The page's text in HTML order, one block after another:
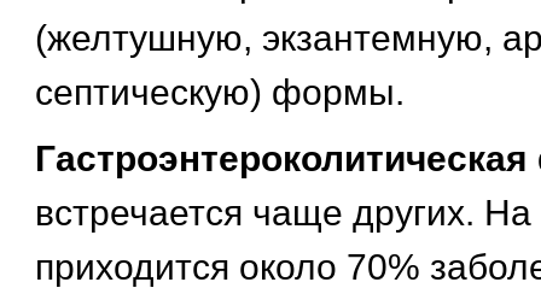
(желтушную, экзантемную,
септическую) формы.
встречается чаще других.
приходится около 70%